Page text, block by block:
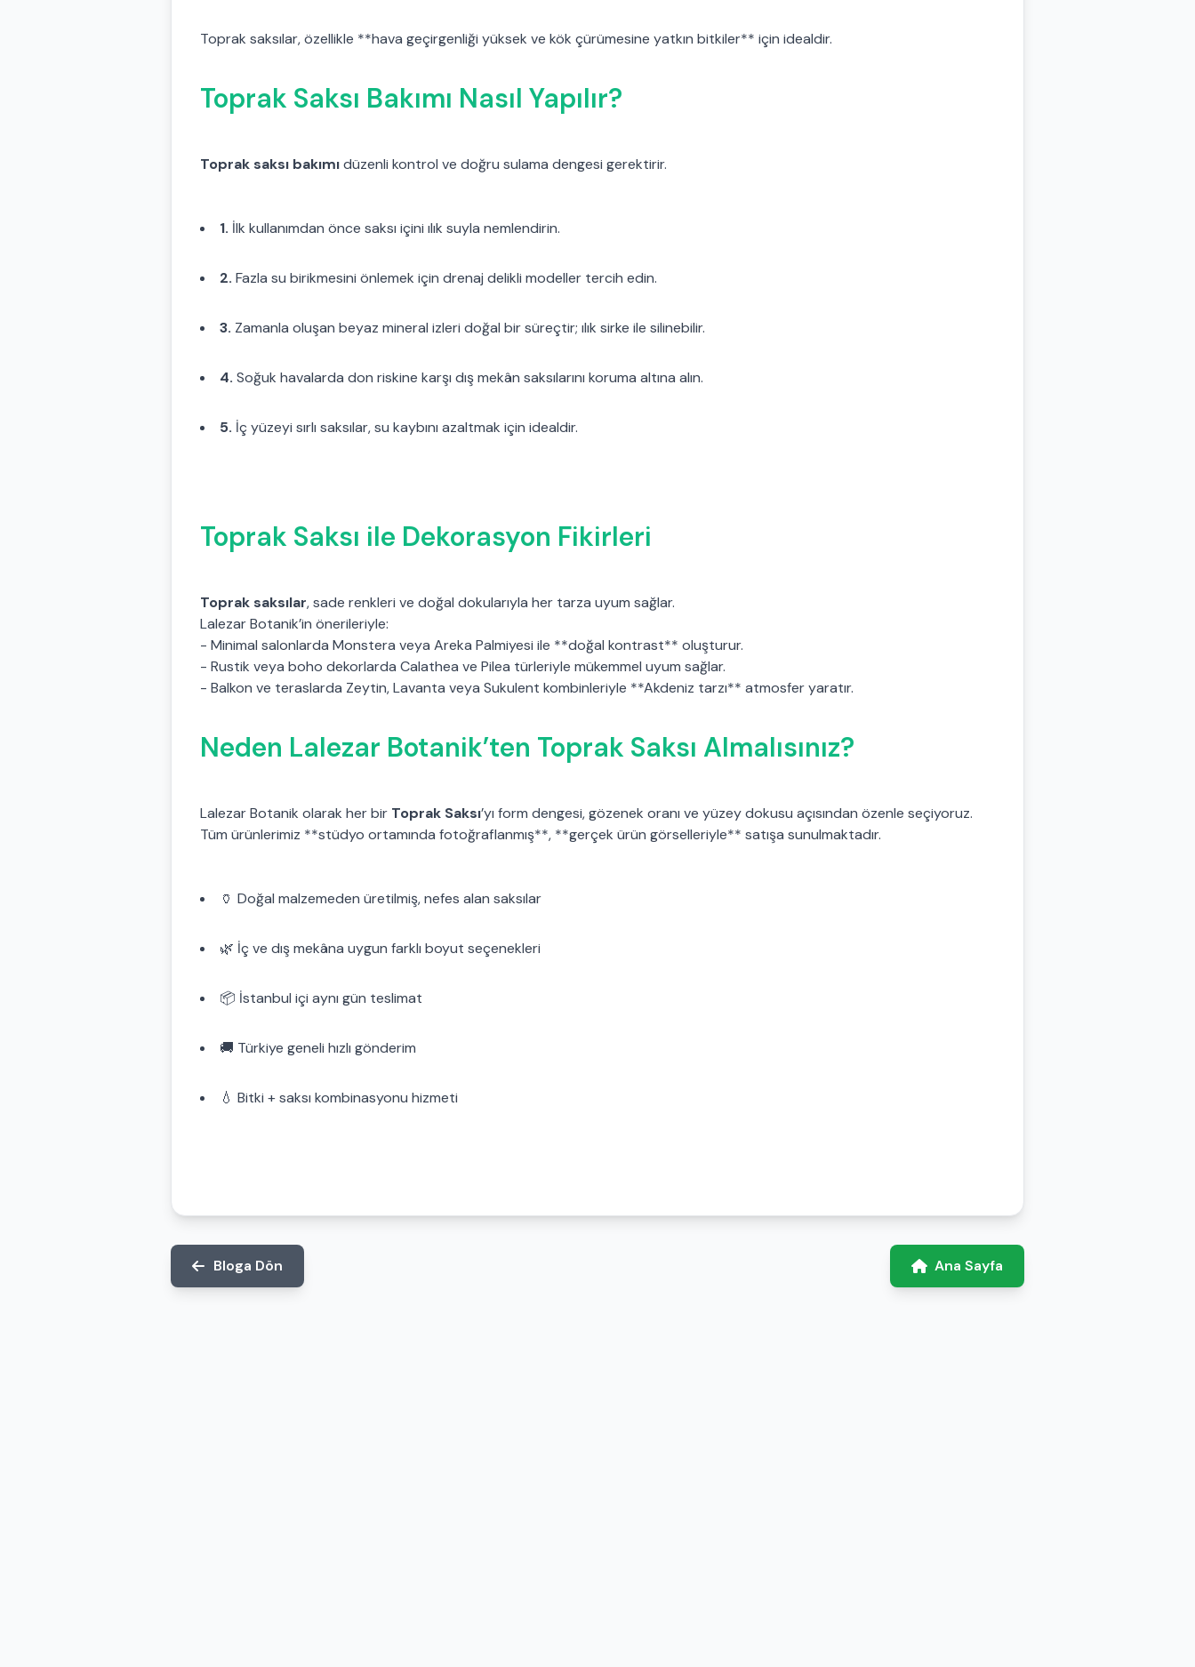
Toprak saksılar, özellikle **hava geçirgenliği yüksek ve kök çürümesine yatkın bitkiler** için idealdir.
Toprak Saksı Bakımı Nasıl Yapılır?
Toprak saksı bakımıdüzenli kontrol ve doğru sulama dengesi gerektirir.
1. İlk kullanımdan önce saksı içini ılık suyla nemlendirin.
2. Fazla su birikmesini önlemek için drenaj delikli modeller tercih edin.
3. Zamanla oluşan beyaz mineral izleri doğal bir süreçtir; ılık sirke ile silinebilir.
4. Soğuk havalarda don riskine karşı dış mekân saksılarını koruma altına alın.
5. İç yüzeyi sırlı saksılar, su kaybını azaltmak için idealdir.
Toprak Saksı ile Dekorasyon Fikirleri
Toprak saksılar, sade renkleri ve doğal dokularıyla her tarza uyum sağlar.
Lalezar Botanik’in önerileriyle:
- Minimal salonlarda Monstera veya Areka Palmiyesi ile **doğal kontrast** oluşturur.
- Rustik veya boho dekorlarda Calathea ve Pilea türleriyle mükemmel uyum sağlar.
- Balkon ve teraslarda Zeytin, Lavanta veya Sukulent kombinleriyle **Akdeniz tarzı** atmosfer yaratır.
Neden Lalezar Botanik’ten Toprak Saksı Almalısınız?
Lalezar Botanik olarak her bir Toprak Saksı’yı form dengesi, gözenek oranı ve yüzey dokusu açısından özenle seçiyoruz.
Tüm ürünlerimiz **stüdyo ortamında fotoğraflanmış**, **gerçek ürün görselleriyle** satışa sunulmaktadır.
🏺 Doğal malzemeden üretilmiş, nefes alan saksılar
🌿 İç ve dış mekâna uygun farklı boyut seçenekleri
📦 İstanbul içi aynı gün teslimat
🚚 Türkiye geneli hızlı gönderim
💧 Bitki + saksı kombinasyonu hizmeti
Bloga Dön Ana Sayfa